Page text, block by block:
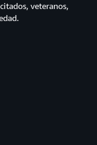
veteranos,